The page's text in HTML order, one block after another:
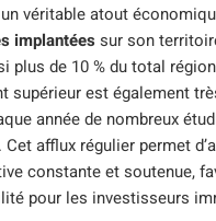
véritable atout
implantéessur son
plus de 10 % du total
supérieur est également
année de nombreux
afflux régulier permet
constante et soutenue,
pour les investisseurs